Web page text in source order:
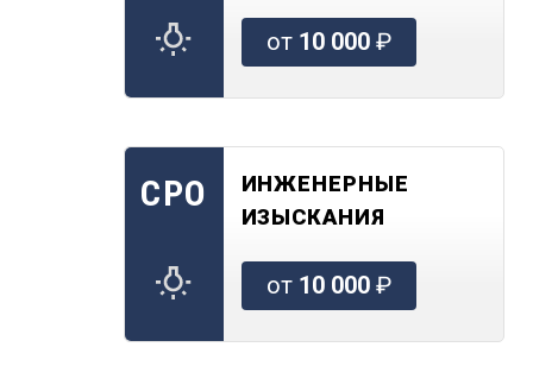
от 10 000₽
СРО
ИНЖЕНЕРНЫЕ
ИЗЫСКАНИЯ
от 10 000₽